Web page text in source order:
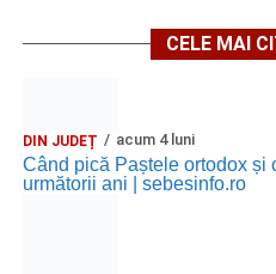
CELE MAI
DIN JUDEȚ acum 4 luni
Când pică Paștele ortodox și
următorii ani | sebesinfo.ro